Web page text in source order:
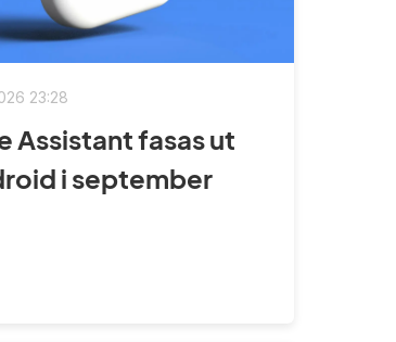
23:28
Assistant fasas ut
i september